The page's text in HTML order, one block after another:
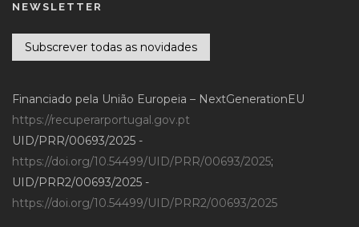
NEWSLETTER
Subscrever todas as novidades
Financiado pela União Europeia – NextGenerationEU
https://recuperarportugal.gov.pt
UID/PRR/00693/2025 -
https://doi.org/10.54499/UID/PRR/00693/2025;
UID/PRR2/00693/2025 -
https://doi.org/10.54499/UID/PRR2/00693/2025